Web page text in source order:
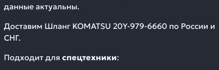
данные актуальны.
Доставим Шланг KOMATSU 20Y-979-6660 по России и
СНГ.
Подходит для спецтехники: